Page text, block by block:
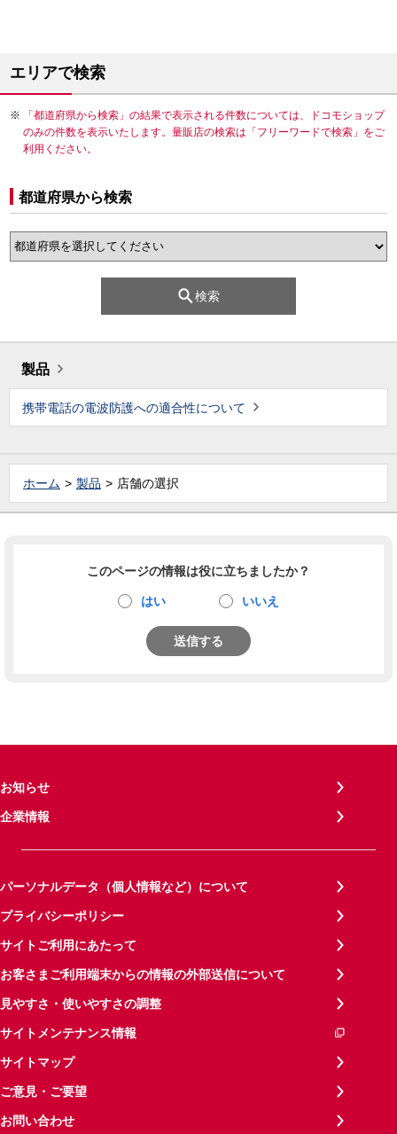
エリアで検索
「都道府県から検索」の結果で表示される件数については、ドコモショップ
のみの件数を表示いたします。量販店の検索は「フリーワードで検索」をご
利用ください。
都道府県から検索
検索
製品
携帯電話の電波防護への適合性について
ホーム 製品 店舗の選択
このページの情報は役に立ちましたか？
はい いいえ
送信する
お知らせ
企業情報
パーソナルデータ（個人情報など）について
プライバシーポリシー
サイトご利用にあたって
お客さまご利用端末からの情報の外部送信について
見やすさ・使いやすさの調整
サイトメンテナンス情報
サイトマップ
ご意見・ご要望
お問い合わせ